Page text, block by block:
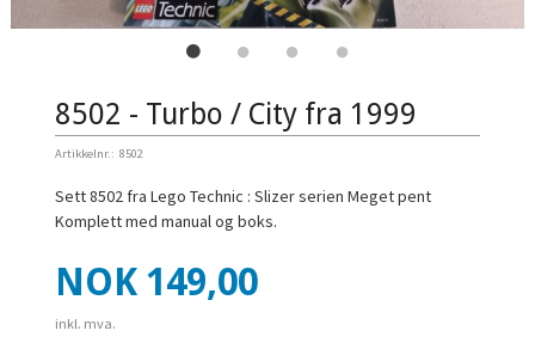
8502 - Turbo / City fra 1999
Artikkelnr.: 8502
Sett 8502 fra Lego Technic : Slizer serien Meget pent
Komplett med manual og boks.
Pris
NOK 149,00
inkl. mva.